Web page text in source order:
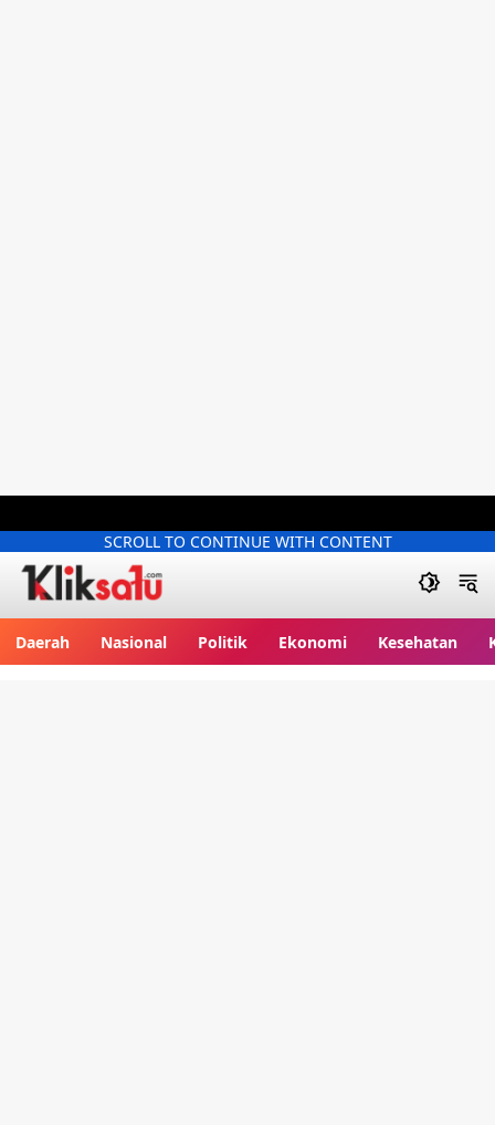
SCROLL TO CONTINUE WITH CONTENT
Daerah Nasional Politik Ekonomi Kesehatan